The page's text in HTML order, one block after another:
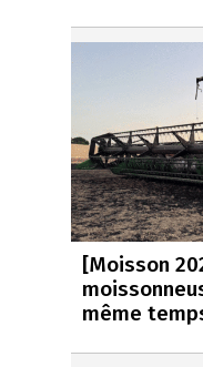
[Moisson
même